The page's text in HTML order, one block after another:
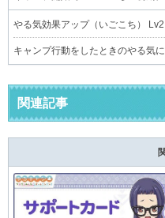
やる気効果アップ（いごこち） Lv2
キャンプ行動をしたときのやる気
関連記事